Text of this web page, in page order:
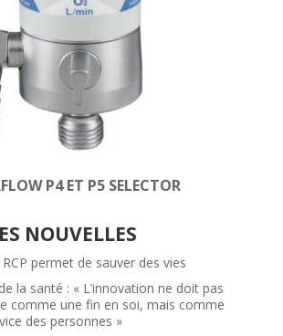
P4 ET P5 SELECTOR
NOUVELLES
permet de sauver des vies
la santé : « L’innovation ne doit pas
comme une fin en soi, mais comme
des personnes »